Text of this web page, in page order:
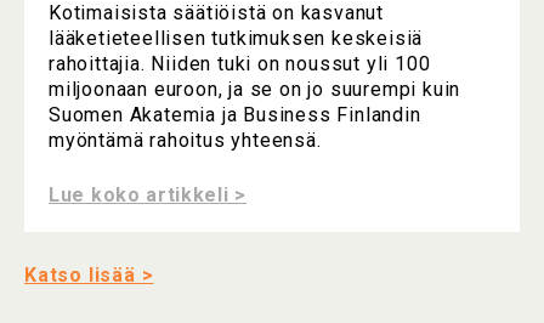
Kotimaisista säätiöistä on kasvanut
lääketieteellisen tutkimuksen keskeisiä
rahoittajia. Niiden tuki on noussut yli 100
miljoonaan euroon, ja se on jo suurempi kuin
Suomen Akatemia ja Business Finlandin
myöntämä rahoitus yhteensä.
Lue koko artikkeli >
Katso lisää >